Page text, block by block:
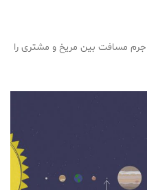
مسافت بین مریخ و مشتری را